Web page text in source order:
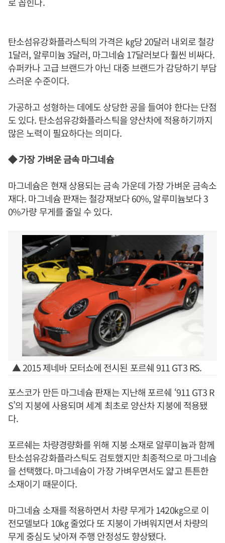
탄소섬유강화플라스틱의 가격은 ㎏당 20달러 내외로 철강
1달러, 알루미늄 3달러, 마그네슘 17달러보다 훨씬 비싸다.
슈퍼카나 고급 브랜드가 아닌 대중 브랜드가 감당하기 부담
스러운 수준이다.
가공하고 성형하는 데에도 상당한 공을 들여야 한다는 단점
도 있다. 탄소섬유강화플라스틱을 양산차에 적용하기까지
많은 노력이 필요하다는 의미다.
◆ 가장 가벼운 금속 마그네슘
마그네슘은 현재 상용되는 금속 가운데 가장 가벼운 금속소
재다. 마그네슘 판재는 철강재보다 60%, 알루미늄보다 3
0%가량 무게를 줄일 수 있다.
▲ 2015 제네바 모터쇼에 전시된 포르쉐 911 GT3 RS.
포스코가 만든 마그네슘 판재는 지난해 포르쉐 ‘911 GT3 R
S’의 지붕에 사용되며 세계 최초로 양산차 지붕에 적용됐
다.
포르쉐는 차량경량화를 위해 지붕 소재로 알루미늄과 함께
탄소섬유강화플라스틱도 검토했지만 최종적으로 마그네슘
을 선택했다. 마그네슘이 가장 가벼우면서도 얇고 튼튼한
소재이기 때문이다.
마그네슘 소재를 적용하면서 차량 무게가 1420㎏으로 이
전모델보다 10㎏ 줄었다 또 지붕이 가벼워지면서 차량의
무게 중심도 낮아져 주행 안정성도 향상됐다.